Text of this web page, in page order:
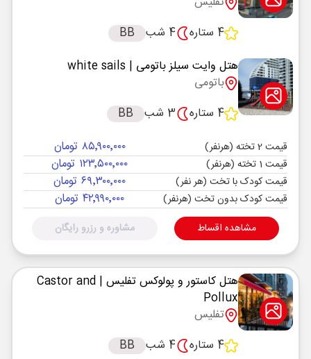
4 ستاره
4 شب
BB
هتل وایت سیلز باتومی | white sails
باتومی
4 ستاره
3 شب BB
قیمت 2 تخته (هرنفر) ۸۵٬۹۰۰٬۰۰۰ تومان
قیمت 1 تخته (هرنفر) ۱۲۳٬۵۰۰٬۰۰۰ تومان
قیمت کودک با تخت (هر نفر) ۶۹٬۳۰۰٬۰۰۰ تومان
قیمت کودک بدون تخت (هرنفر) ۴۲٬۹۹۰٬۰۰۰ تومان
مشاهده اقساط مشاوره و رزرو رایگان
هتل کاستور و پولوکس تفلیس | Castor and
Pollux
تفلیس
4 ستاره
4 شب
BB